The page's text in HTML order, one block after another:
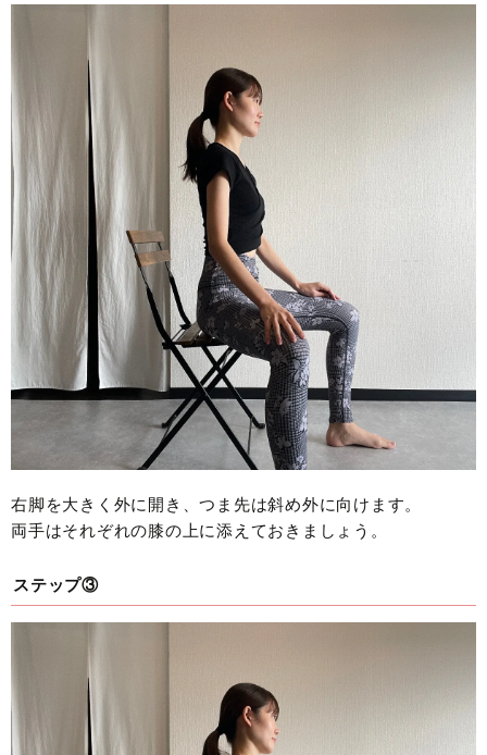
右脚を大きく外に開き、つま先は斜め外に向けます。
両手はそれぞれの膝の上に添えておきましょう。
ステップ③